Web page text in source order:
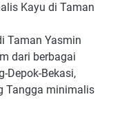
Kayu di Taman
Taman Yasmin
dari berbagai
Depok-Bekasi,
Tangga minimalis